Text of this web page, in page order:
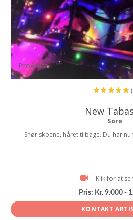
ProArtist
New
Sorø
Snør skoene, håret tilbage. Du har
Klik for at se
Pris: Kr. 9.000 -
KONTAKT